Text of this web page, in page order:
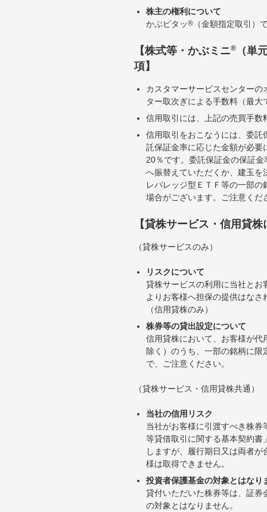
株主の権利について
かぶピタッ® （金額指定取引）
【株式等・かぶミニ®
（単
項】
カスタマーサービスセンター
ター取次ぎによる手数料（最
信用取引には、上記の売買手
信用取引をおこなうには、委
託保証金率に応じた金額が必
20％です。委託保証金の保証
へ振替えていただくか、建玉
レバレッジ型ＥＴＦ等の一部
場合がございます。ご注意くだ
【貸株サービス・信用貸
（貸株サービスのみ）
リスクについて
貸株サービスの利用に当社と
よりお客様へ担保の提供はな
（信用貸株のみ）
株券等の貸出設定について
信用貸株において、お客様が
除く）のうち、一部の銘柄に
で、ご注意ください。
（貸株サービス・信用貸株共通）
当社の信用リスク
当社がお客様に引渡すべき株
等貸借取引に関する基本契約
しますが、履行期日又は両者
様は取得できません。
投資者保護基金の対象とはなり
貸付いただいた株券等は、証
の対象とはなりません。